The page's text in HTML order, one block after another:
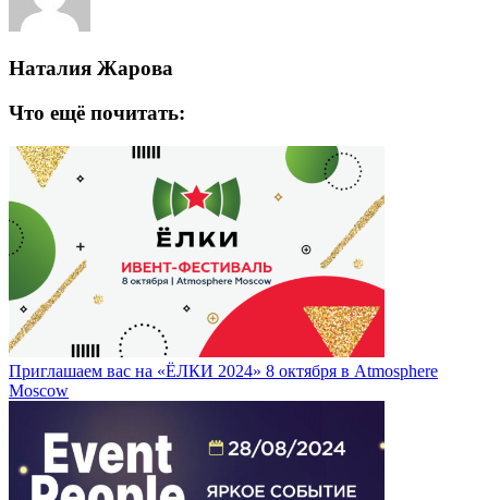
Наталия Жарова
Что ещё почитать:
Приглашаем вас на «ЁЛКИ 2024» 8 октября в Atmosphere
Moscow